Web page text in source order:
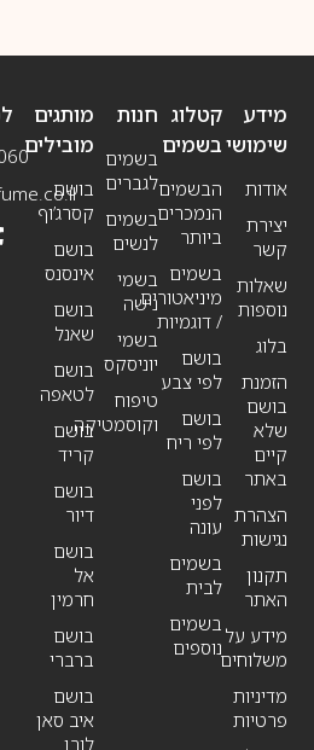
מידע
שימושי
אודות
יצירת
קשר
שאלות
נוספות
בלוג
הזמנת
בושם
שלא
קיים
באתר
הצהרת
נגישות
תקנון
האתר
מידע על
משלוחים
מדיניות
פרטיות
חנות
בשמים
לגברים
בשמים
לנשים
בשמי
נישה
בשמי
יוניסקס
טיפוח
וקוסמטיקה
קטלוג
בשמים
הבשמים
הנמכרים
ביותר
בשמים
מיניאטורים
/ דוגמיות
בושם
לפי צבע
בושם
לפי ריח
בושם
לפני
עונה
בשמים
לבית
בשמים
נוספים
מותגים
מובילים
בושם
קסרג’וף
בושם
אינסנס
בושם
שאנל
בושם
לטאפה
בושם
קריד
בושם
דיור
בושם
אל
חרמין
בושם
ברברי
בושם
איב סאן
לורן